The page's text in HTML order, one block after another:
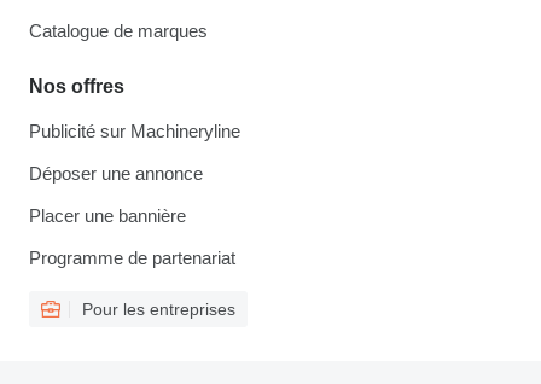
Catalogue de marques
Nos offres
Publicité sur Machineryline
Déposer une annonce
Placer une bannière
Programme de partenariat
Pour les entreprises